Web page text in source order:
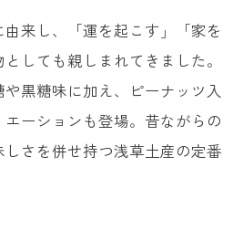
来し、「運を起こす」「家を
しても親しまれてきました。
黒糖味に加え、ピーナッツ入
エーションも登場。昔ながらの
さを併せ持つ浅草土産の定番